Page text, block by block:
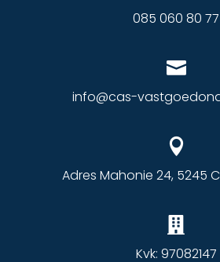
085 060 80 77

info@cas-

Adres Mahonie 24, 5245

Kvk: 97082147